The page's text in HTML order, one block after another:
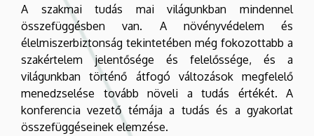
A szakmai tudás mai világunkban mindennel
összefüggésben van. A növényvédelem és
élelmiszerbiztonság tekintetében még fokozottabb a
szakértelem jelentősége és felelőssége, és a
világunkban történő átfogó változások megfelelő
menedzselése tovább növeli a tudás értékét. A
konferencia vezető témája a tudás és a gyakorlat
összefüggéseinek elemzése.